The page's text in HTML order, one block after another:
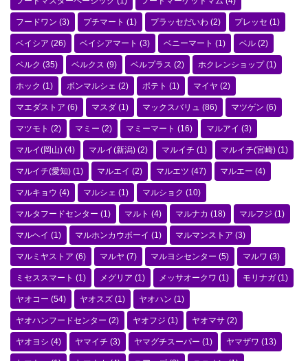
フードワン (3) プチマート (1) プラッセだいわ (2) プレッセ (1)
ベイシア (26) ベイシアマート (3) ベニーマート (1) ベル (2)
ベルク (35) ベルクス (9) ベルプラス (2) ホクレンショップ(1)
ホック (1) ボンマルシェ (2) ポテト (1) マイヤ (2)
マエダストア (6) マスダ (1) マックスバリュ (86) マツゲン (6)
マツモト (2) マミー (2) マミーマート (16) マルアイ (3)
マルイ(岡山) (4) マルイ(新潟) (2) マルイチ (1) マルイチ(宮崎) (1)
マルイチ(愛知) (1) マルエイ (2) マルエツ (47) マルエー (4)
マルキョウ (4) マルシェ (1) マルショク (10)
マルタフードセンター (1) マルト (4) マルナカ (18) マルフジ (1)
マルヘイ (1) マルホンカウボーイ (1) マルマンストア (3)
マルミヤストア (6) マルヤ (7) マルヨシセンター (5) マルワ (3)
ミセススマート (1) メグリア (1) メッサオークワ (1) モリナガ (1)
ヤオコー (54) ヤオスズ (1) ヤオハン (1)
ヤオハンフードセンター (2) ヤオフジ (1) ヤオマサ (2)
ヤオヨシ (4) ヤマイチ (3) ヤマグチスーパー (1) ヤマザワ (13)